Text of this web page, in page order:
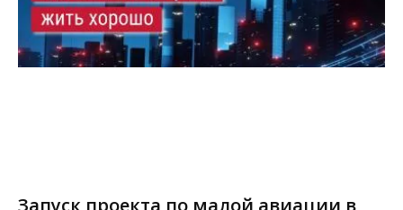
Запуск проекта по малой авиации в